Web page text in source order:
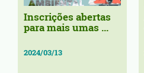
Inscrições abertas
para mais umas ...
2024/03/13